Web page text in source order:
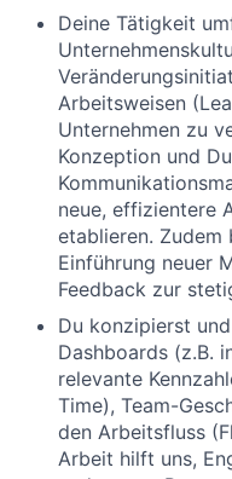
Deine Tätigkeit
Arbeitsweisen
Unternehmen zu
Konzeption und
neue, effizientere
etablieren. Zudem
Einführung neuer
Feedback zur
Du konzipierst
Dashboards (z.B.
relevante
Time), Team-
den Arbeitsfluss
Arbeit hilft uns,